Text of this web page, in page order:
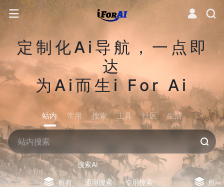
定制化Ai导航，一点即
达
为Ai而生i For Ai
站内 常用 搜索 工具 社区 生活
搜索AI
所有 通用搜索 专用搜索 所有